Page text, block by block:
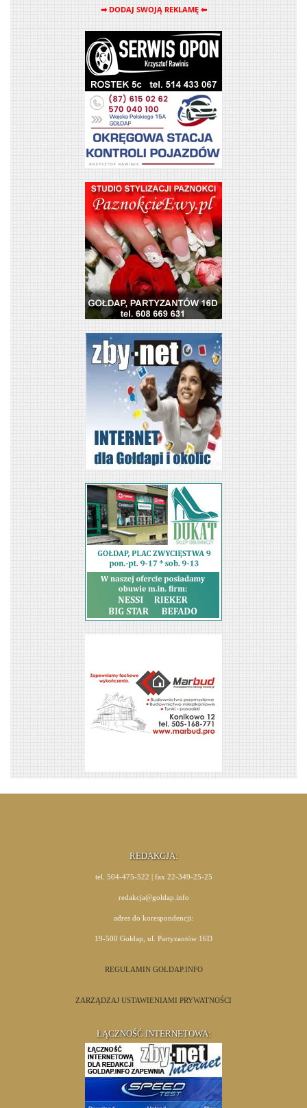
➡ DODAJ SWOJĄ REKLAMĘ ⬅
REDAKCJA:
tel. 504-475-522 | fax 22-349-25-25
redakcja@goldap.info
adres do korespondencji:
19-500 Gołdap, ul. Partyzantów 16D
REGULAMIN GOLDAP.INFO
ZARZĄDZAJ USTAWIENIAMI PRYWATNOŚCI
ŁĄCZNOŚĆ INTERNETOWA: